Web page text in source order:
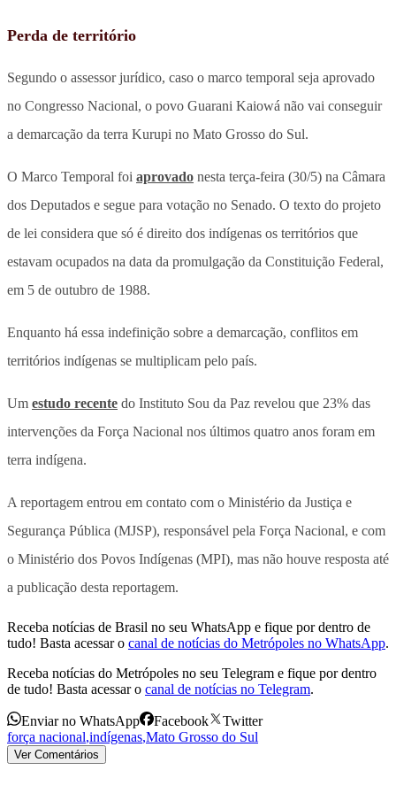
Perda de território
Segundo o assessor jurídico, caso o marco temporal seja aprovado
no Congresso Nacional, o povo Guarani Kaiowá não vai conseguir
a demarcação da terra Kurupi no Mato Grosso do Sul.
O Marco Temporal foi aprovado nesta terça-feira (30/5) na Câmara
dos Deputados e segue para votação no Senado. O texto do projeto
de lei considera que só é direito dos indígenas os territórios que
estavam ocupados na data da promulgação da Constituição Federal,
em 5 de outubro de 1988.
Enquanto há essa indefinição sobre a demarcação, conflitos em
territórios indígenas se multiplicam pelo país.
Um estudo recente do Instituto Sou da Paz revelou que 23% das
intervenções da Força Nacional nos últimos quatro anos foram em
terra indígena.
A reportagem entrou em contato com o Ministério da Justiça e
Segurança Pública (MJSP), responsável pela Força Nacional, e com
o Ministério dos Povos Indígenas (MPI), mas não houve resposta até
a publicação desta reportagem.
Receba notícias de Brasil no seu WhatsApp e fique por dentro de
tudo! Basta acessar o canal de notícias do Metrópoles no WhatsApp.
Receba notícias do Metrópoles no seu Telegram e fique por dentro
de tudo! Basta acessar o canal de notícias no Telegram.
Enviar no WhatsApp Facebook
Twitter
força nacional,indígenas,Mato Grosso do Sul
Ver Comentários